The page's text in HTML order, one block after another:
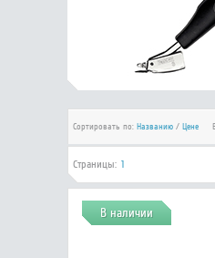
Сортировать по: Названию/ Цене
Страницы: 1
В наличии